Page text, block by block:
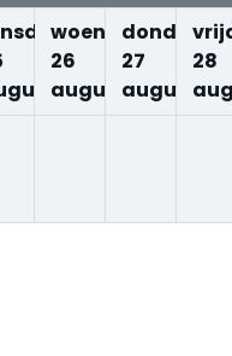
woensdag
26
augustus
27
augustus
28